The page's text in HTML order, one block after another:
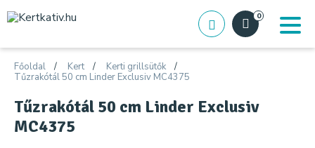
0
Főoldal Kert
Kerti grillsütők
Tűzrakótál 50 cm Linder Exclusiv MC4375
Tűzrakótál 50 cm Linder Exclusiv
MC4375